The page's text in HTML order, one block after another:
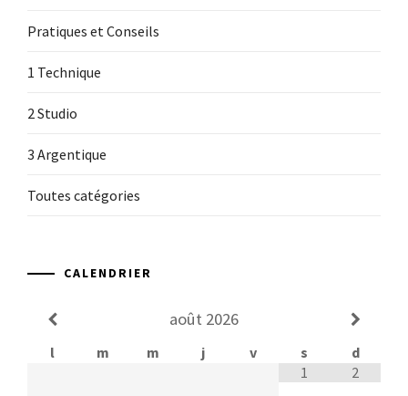
Pratiques et Conseils
1 Technique
2 Studio
3 Argentique
Toutes catégories
CALENDRIER
août 2026
l m m j v s
d
1
2